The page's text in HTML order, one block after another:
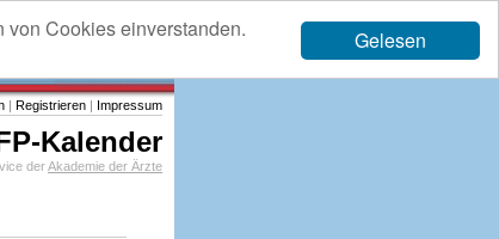
Gelesen
Cookies einverstanden.
| Registrieren | Impressum
Kalender
derAkademie der Ärzte